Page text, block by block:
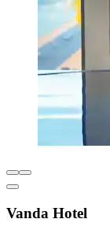
Vanda Hotel